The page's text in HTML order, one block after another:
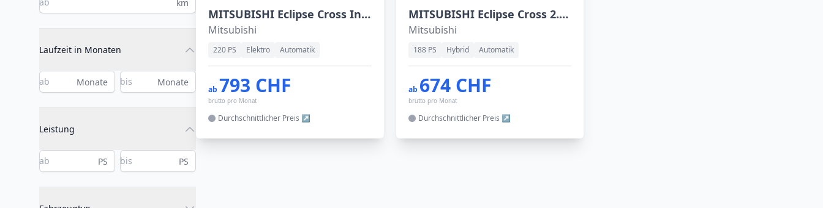
km
Laufzeit in Monaten
Monate Monate
Leistung
PS PS
MITSUBISHI Eclipse Cross Intense 635 kms autonomie
Mitsubishi
220 PS Elektro Automatik
ab 793 CHF
brutto pro Monat
Durchschnittlicher Preis
MITSUBISHI Eclipse Cross 2.4 PHEV Instyle+ 4WD
Mitsubishi
188 PS Hybrid Automatik
ab 674 CHF
brutto pro Monat
Durchschnittlicher Preis